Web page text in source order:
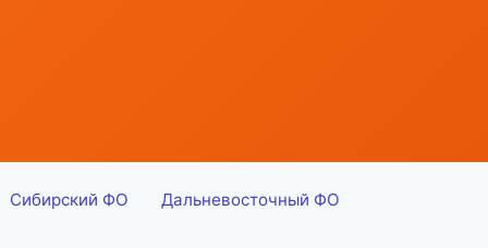
Сибирский ФО Дальневосточный ФО